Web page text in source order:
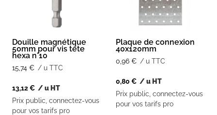
Douille magnétique
50mm pour vis tète
hexa n°10
15,74 € / u TTC
13,12€ / u HT
Prix public, connectez-vous
pour vos tarifs pro
Plaque de connexion
40x120mm
0,96 € / u TTC
0,80 € / u HT
Prix public, connectez-vous
pour vos tarifs pro